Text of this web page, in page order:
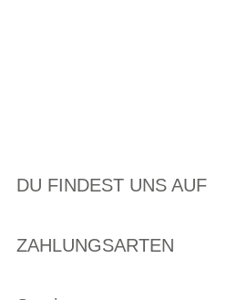
DU FINDEST UNS AUF
ZAHLUNGSARTEN